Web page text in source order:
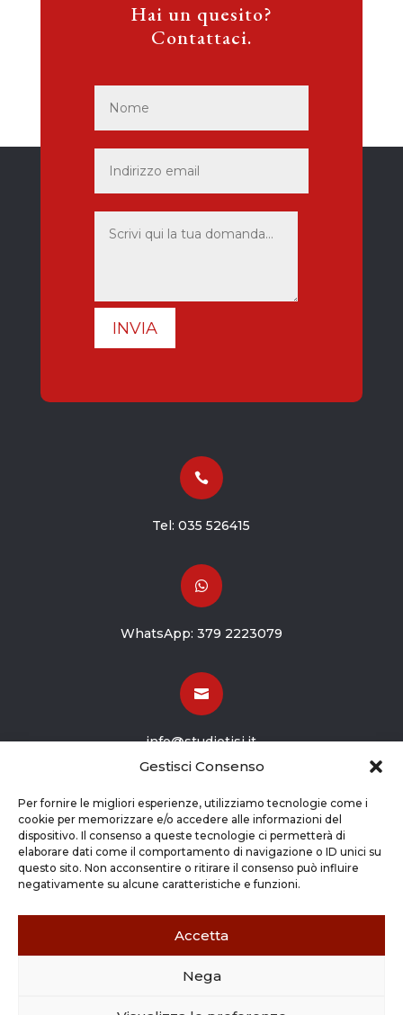
Gestisci Consenso
Per fornire le migliori esperienze, utilizziamo tecnologie come i
cookie per memorizzare e/o accedere alle informazioni del
dispositivo. Il consenso a queste tecnologie ci permetterà di
elaborare dati come il comportamento di navigazione o ID unici su
questo sito. Non acconsentire o ritirare il consenso può influire
negativamente su alcune caratteristiche e funzioni.
Accetta
Nega
Hai un quesito?
Contattaci.
INVIA

Tel:035 526415

WhatsApp: 379 2223079

info@studiotisi.it

Viale Europa 8
Grassobbio BG (24050)
Copyright © 2026 STUDIO TISI SRL –